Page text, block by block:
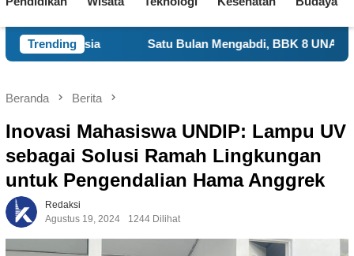
Trending
Satu Bulan Mengabdi, BBK 8 UNAIR Tampilkan Capaian
Beranda Berita
Inovasi Mahasiswa UNDIP: Lampu UV
sebagai Solusi Ramah Lingkungan
untuk Pengendalian Hama Anggrek
Redaksi
Agustus 19, 2024
1244 Dilihat